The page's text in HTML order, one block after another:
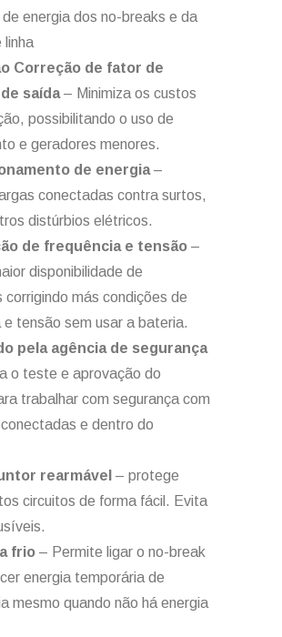
energia dos no-breaks e da
linha
Correção de fator de
saída– Minimiza os custos
possibilitando o uso de
e geradores menores.
de energia–
conectadas contra surtos,
distúrbios elétricos.
de frequência e tensão –
disponibilidade de
corrigindo más condições de
e tensão sem usar a bateria.
pela agência de segurança
o teste e aprovação do
trabalhar com segurança com
e dentro do
rearmável – protege
circuitos de forma fácil. Evita
frio – Permite ligar o no-break
energia temporária de
mesmo quando não há energia